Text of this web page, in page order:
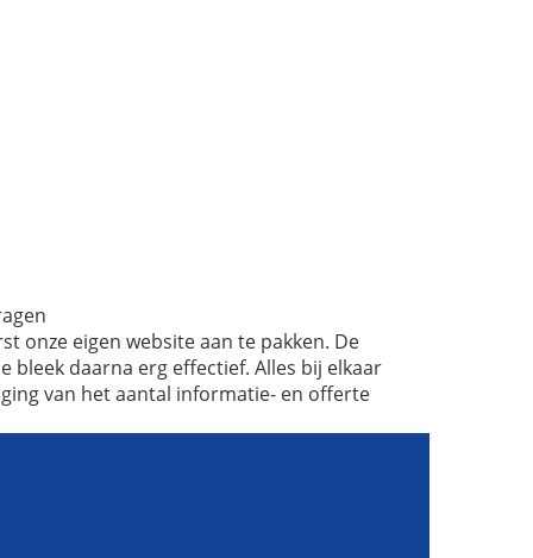
onze eigen website aan te pakken. De
bleek daarna erg effectief. Alles bij elkaar
van het aantal informatie- en offerte